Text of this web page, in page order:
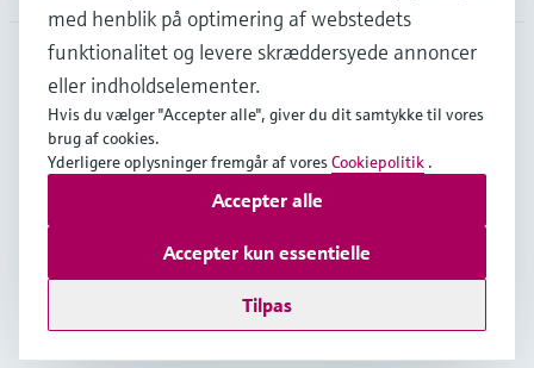
DNK •Dansk
Copyright © Endress+Hauser Group Services AG
Interneterklæring og ansvarsfraskrivelse
Salgs- & leveringsbetingelser
Se Fødevarestyrelsens smiley-rapporter
med henblik på optimering af webstedets
funktionalitet og levere skræddersyede annoncer
eller indholdselementer.
Hvis du vælger "Accepter alle", giver du dit samtykke til vores
brug af cookies.
Yderligere oplysninger fremgår af voresCookiepolitik .
Tilpas
Accepter kun essentielle
Accepter alle